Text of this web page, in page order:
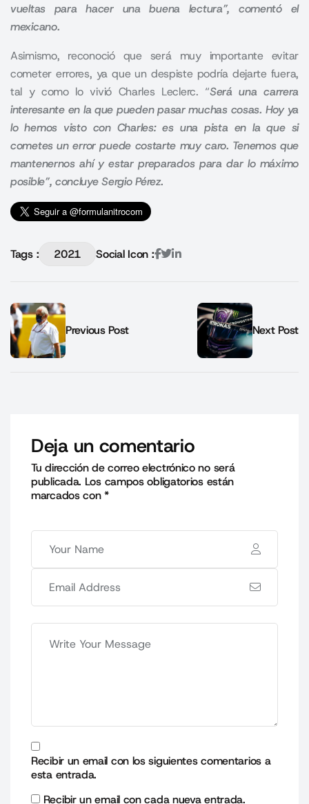
vueltas para hacer una buena lectura”, comentó el
mexicano.
Asimismo, reconoció que será muy importante evitar
cometer errores, ya que un despiste podría dejarte fuera,
tal y como lo vivió Charles Leclerc. “Será una carrera
interesante en la que pueden pasar muchas cosas. Hoy ya
lo hemos visto con Charles: es una pista en la que si
cometes un error puede costarte muy caro. Tenemos que
mantenernos ahí y estar preparados para dar lo máximo
posible”, concluye Sergio Pérez.
Tags : 2021 Social Icon :
Previous Post Next Post
Deja un comentario
Tu dirección de correo electrónico no será
publicada. Los campos obligatorios están
marcados con*
Recibir un email con los siguientes comentarios a
esta entrada.
Recibir un email con cada nueva entrada.